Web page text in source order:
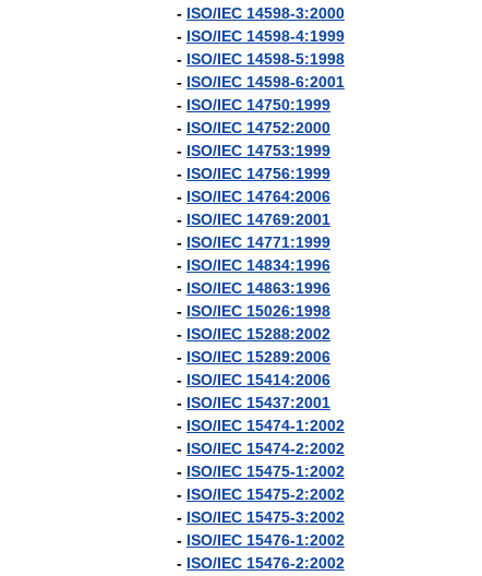
- ISO/IEC 14598-3:2000
- ISO/IEC 14598-4:1999
- ISO/IEC 14598-5:1998
- ISO/IEC 14598-6:2001
- ISO/IEC 14750:1999
- ISO/IEC 14752:2000
- ISO/IEC 14753:1999
- ISO/IEC 14756:1999
- ISO/IEC 14764:2006
- ISO/IEC 14769:2001
- ISO/IEC 14771:1999
- ISO/IEC 14834:1996
- ISO/IEC 14863:1996
- ISO/IEC 15026:1998
- ISO/IEC 15288:2002
- ISO/IEC 15289:2006
- ISO/IEC 15414:2006
- ISO/IEC 15437:2001
- ISO/IEC 15474-1:2002
- ISO/IEC 15474-2:2002
- ISO/IEC 15475-1:2002
- ISO/IEC 15475-2:2002
- ISO/IEC 15475-3:2002
- ISO/IEC 15476-1:2002
- ISO/IEC 15476-2:2002